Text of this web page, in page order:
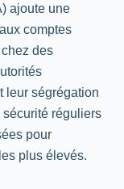
) ajoute une
comptes
des
leur ségrégation
réguliers
pour
plus élevés.